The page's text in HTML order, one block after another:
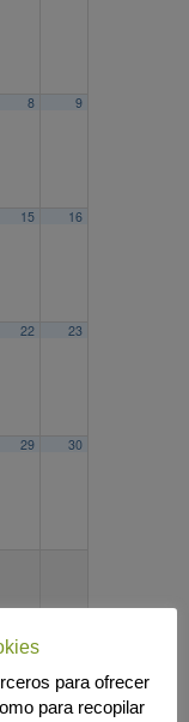
8 9
15 16
22 23
29 30
2027
para ofrecer
para recopilar